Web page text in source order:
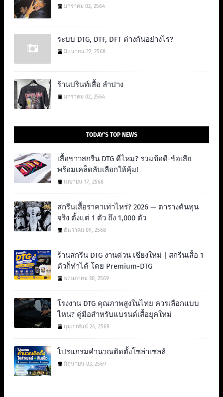
มกราคม 02, 2564
ระบบ DTG, DTF, DFT ต่างกันอย่างไร?
มิถุนายน 22, 2568
ร้านปรินท์เสื้อ ลำปาง
มกราคม 02, 2564
TODAY'S TOP NEWS
เสื้อขาวสกรีน DTG ดีไหม? รวมข้อดี-ข้อเสีย
พร้อมเคล็ดลับเลือกให้คุ้ม!
เมษายน 17, 2568
สกรีนเสื้อราคาเท่าไหร่? 2026 — ตารางต้นทุน
จริง ตั้งแต่ 1 ตัว ถึง 1,000 ตัว
ธันวาคม 09, 2568
ร้านสกรีน DTG งานด่วน เชียงใหม่ | สกรีนเสื้อ 1
ตัวก็ทำได้ โดย Premium-DTG
พฤษภาคม 30, 2569
โรงงาน DTG คุณภาพสูงในไทย ควรเลือกแบบ
ไหน? คู่มือสำหรับแบรนด์เสื้อยุคใหม่
กุมภาพันธ์ 24, 2569
โปรแกรมคำนวณติดตั้งโซล่าเซลล์
มิถุนายน 03, 2569